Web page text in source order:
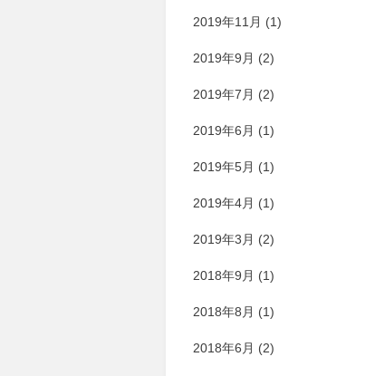
2019年11月 (1)
2019年9月 (2)
2019年7月 (2)
2019年6月 (1)
2019年5月 (1)
2019年4月 (1)
2019年3月 (2)
2018年9月 (1)
2018年8月 (1)
2018年6月 (2)